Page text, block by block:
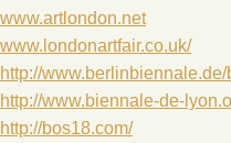
www.artlondon.net
www.londonartfair.co.uk/
http://www.berlinbiennale.de/
http://www.biennale-de-
http://bos18.com/